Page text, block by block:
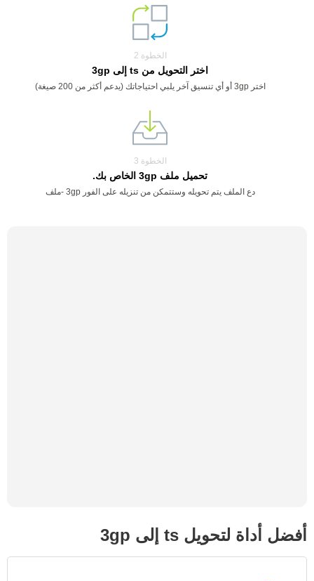
الخطوة 2
اختر التحويل من ts إلى 3gp
اختر 3gp أو أي تنسيق آخر يلبي احتياجاتك (يدعم أكثر من 200 صيغة)
الخطوة 3
تحميل ملف 3gp الخاص بك.
دع الملف يتم تحويله وستتمكن من تنزيله على الفور 3gp -ملف
أفضل أداة لتحويل ts إلى 3gp